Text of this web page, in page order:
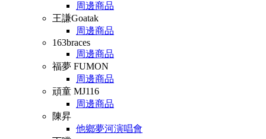
周邊商品
王謙Goatak
周邊商品
163braces
周邊商品
福夢 FUMON
周邊商品
頑童 MJ116
周邊商品
陳昇
他鄉夢河演唱會